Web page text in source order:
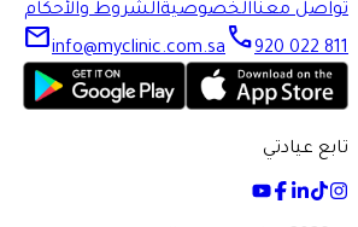
تواصل معناالخصوصيةالشروط والأحكام
call920 022 811
mailinfo@myclinic.com.sa
تابع عيادتي